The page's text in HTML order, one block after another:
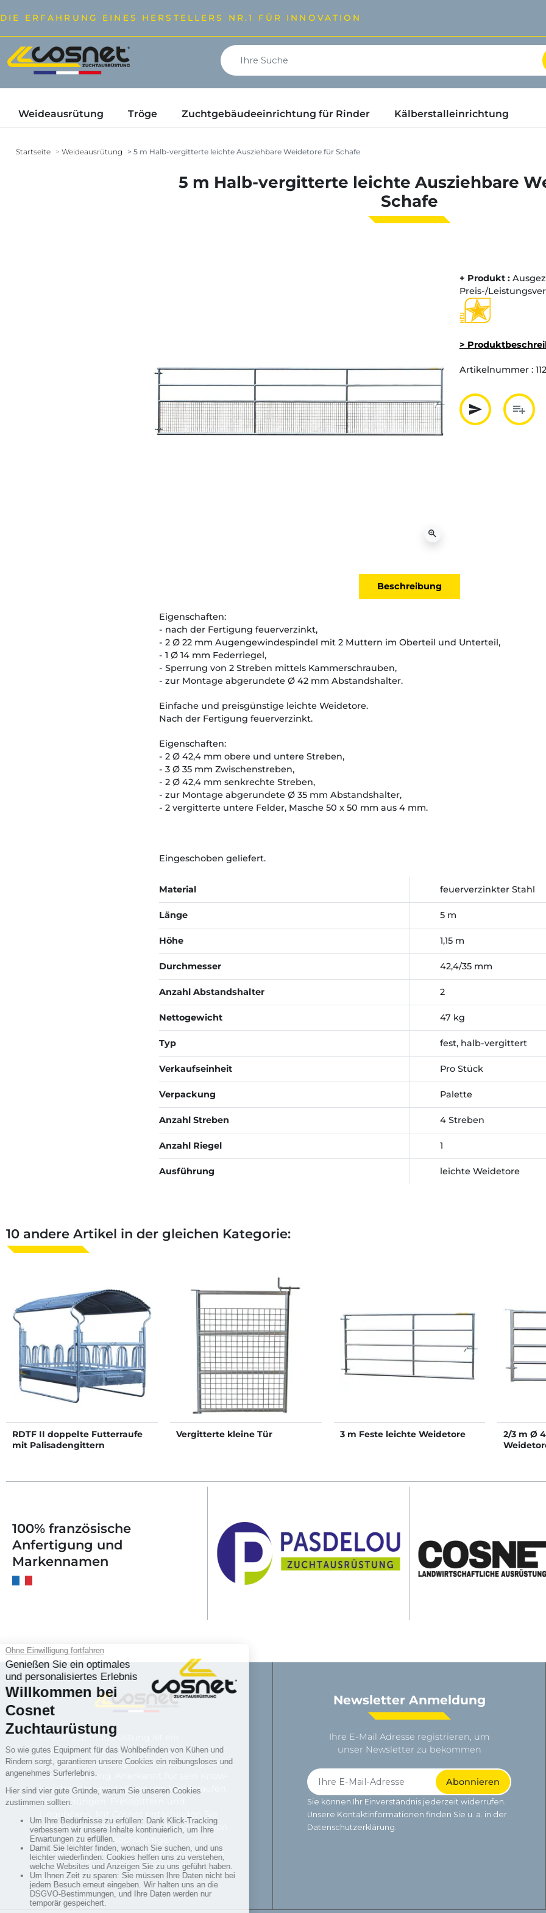
DIE ERFAHRUNG EINES HERSTELLERS NR.1 FÜR INNOVATION
Weideausrütung Tröge Zuchtgebäudeeinrichtung für Rinder Kälberstalleinrichtung
Startseite Weideausrütung 5 m Halb-vergitterte leichte Ausziehbare Weidetore für Schafe
5 m Halb-vergitterte leichte Ausziehbare
Schafe
zoom_in
+ Produkt :
Preis-/
>
Artikelnummer :
send
Partager
playlist_add
Beschreibung
Eigenschaften:
- nach der Fertigung feuerverzinkt,
- 2 Ø 22 mm Augengewindespindel mit 2 Muttern im Oberteil und Unterteil,
- 1 Ø 14 mm Federriegel,
- Sperrung von 2 Streben mittels Kammerschrauben,
- zur Montage abgerundete Ø 42 mm Abstandshalter.
Einfache und preisgünstige leichte Weidetore.
Nach der Fertigung feuerverzinkt.
Eigenschaften:
- 2 Ø 42,4 mm obere und untere Streben,
- 3 Ø 35 mm Zwischenstreben,
- 2 Ø 42,4 mm senkrechte Streben,
- zur Montage abgerundete Ø 35 mm Abstandshalter,
- 2 vergitterte untere Felder, Masche 50 x 50 mm aus 4 mm.
Eingeschoben geliefert.
Material feuerverzinkter Stahl
Länge 5 m
Höhe 1,15 m
Durchmesser 42,4/35 mm
Anzahl Abstandshalter 2
Nettogewicht 47 kg
Typ fest, halb-vergittert
Verkaufseinheit Pro Stück
Verpackung Palette
Anzahl Streben 4 Streben
Anzahl Riegel 1
Ausführung leichte Weidetore
10 andere Artikel in der gleichen Kategorie:
RDTF II doppelte Futterraufe
mit Palisadengittern
Vergitterte kleine Tür 3 m Feste leichte Weidetore
2/3 m Ø
100% französische
Anfertigung und
Markennamen
Cosnet Zuchtausrüstung ist ein
Markenname der SAS Cosnet. Spezialisiert
auf die Entwicklung und Herstellung von
Stalleinrichtung. Anerkannt für sein Know-
how bei der Herstellung von Weideraufen,
Abtrennungen, Fressgittern und
sich für einen französischen Hersteller von
innovativer und hochwertiger
Stalleinrichtung. Hier finden Sie alles, was
Sie für die Einrichtung Ihres Stalls
benötigen.
Newsletter Anmeldung
Ihre E-Mail Adresse registrieren, um
unser Newsletter zu bekommen
Sie können Ihr Einverständnis jederzeit widerrufen.
Unsere Kontaktinformationen finden Sie u. a. in der
Datenschutzerklärung.